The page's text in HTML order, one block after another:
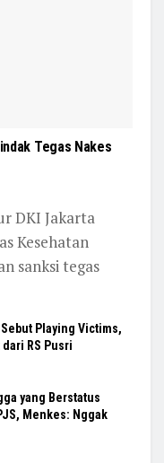
Tegas Nakes
DKI Jakarta
Kesehatan
sanksi tegas
Playing Victims,
dari RS Pusri
yang Berstatus
Menkes: Nggak